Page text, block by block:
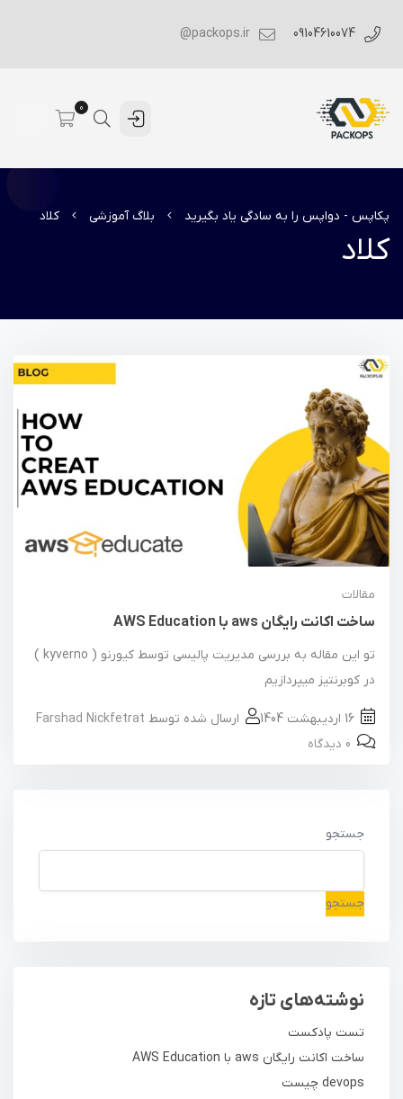
0
پکاپس - دواپس را به سادگی یاد بگیرید بلاگ آموزشی کلاد
کلاد
مقالات
ساخت اکانت رایگان aws با AWS Education
تو این مقاله به بررسی مدیریت پالیسی توسط کیورنو ( kyverno )
در کوبرنتیز میپردازیم
ارسال شده توسط Farshad Nickfetrat
0 دیدگاه
جستجو
جستجو
نوشته‌های تازه
تست پادکست
ساخت اکانت رایگان aws با AWS Education
devops چیست